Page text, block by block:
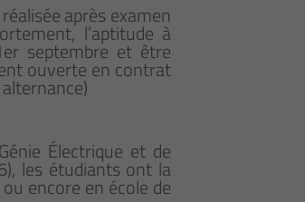
après examen
l’aptitude à
septembre et être
ouverte en contrat
Électrique et de
les étudiants ont la
encore en école de